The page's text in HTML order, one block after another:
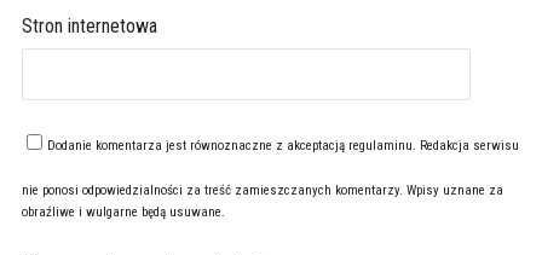
Stron internetowa
Dodanie komentarza jest równoznaczne z akceptacją regulaminu. Redakcja serwisu
nie ponosi odpowiedzialności za treść zamieszczanych komentarzy. Wpisy uznane za
obraźliwe i wulgarne będą usuwane.